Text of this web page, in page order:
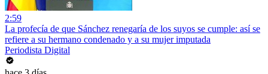
2:59
La profecía de que Sánchez renegaría de los suyos se cumple: así se
refiere a su hermano condenado y a su mujer imputada
Periodista Digital